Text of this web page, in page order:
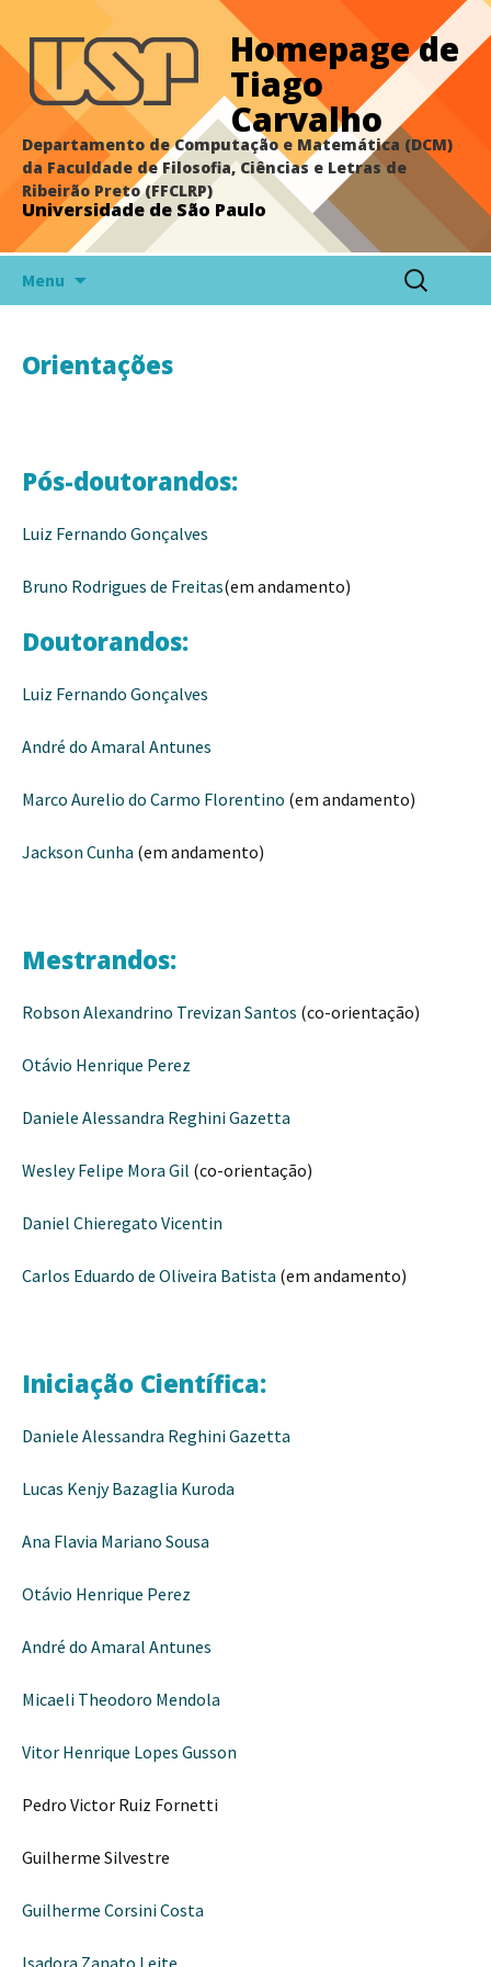
Homepage de
Tiago
Carvalho
Departamento de Computação e Matemática (DCM)
da Faculdade de Filosofia, Ciências e Letras de
Ribeirão Preto (FFCLRP)
Universidade de São Paulo
Menu
Pesquisar
por:
Orientações
Pós-doutorandos:
Luiz Fernando Gonçalves
Bruno Rodrigues de Freitas(em andamento)
Doutorandos:
Luiz Fernando Gonçalves
André do Amaral Antunes
Marco Aurelio do Carmo Florentino (em andamento)
Jackson Cunha (em andamento)
Mestrandos:
Robson Alexandrino Trevizan Santos (co-orientação)
Otávio Henrique Perez
Daniele Alessandra Reghini Gazetta
Wesley Felipe Mora Gil (co-orientação)
Daniel Chieregato Vicentin
Carlos Eduardo de Oliveira Batista (em andamento)
Iniciação Científica:
Daniele Alessandra Reghini Gazetta
Lucas Kenjy Bazaglia Kuroda
Ana Flavia Mariano Sousa
Otávio Henrique Perez
André do Amaral Antunes
Micaeli Theodoro Mendola
Vitor Henrique Lopes Gusson
Pedro Victor Ruiz Fornetti
Guilherme Silvestre
Guilherme Corsini Costa
Isadora Zanato Leite